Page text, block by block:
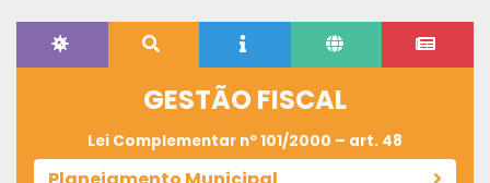
GESTÃO FISCAL
Lei Complementar nº 101/2000 – art. 48